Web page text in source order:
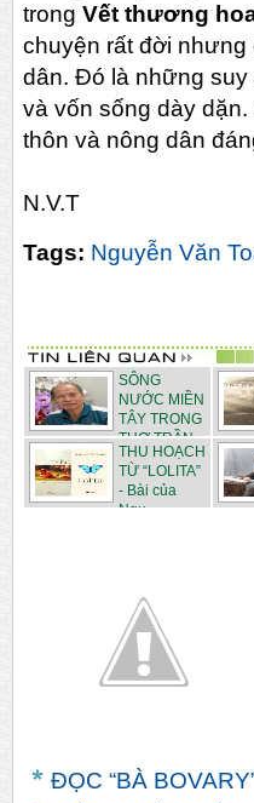
trong Vết thương
chuyện rất đời
dân. Đó là những suy
và vốn sống dày dặn.
thôn và nông dân
N.V.T
Tags: Nguyễn Văn
SÔNG
NƯỚC MIỀN
TÂY TRONG
THƠ TRẦN
THU HOẠCH
TỪ “LOLITA”
- Bài của
Ngu...
ĐỌC “BÀ